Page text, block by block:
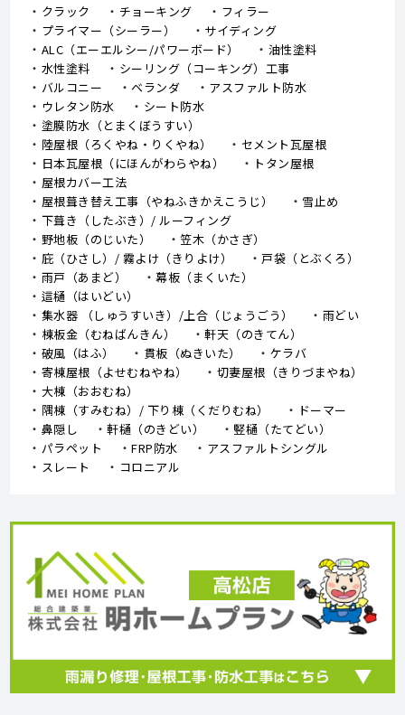
クラック チョーキング
フィラー
プライマー（シーラー）
サイディング
ALC（エーエルシー/パワーボード）
油性塗料
水性塗料
シーリング（コーキング）工事
バルコニー
ベランダ
アスファルト防水
ウレタン防水
シート防水
塗膜防水（とまくぼうすい）
陸屋根（ろくやね・りくやね）
セメント瓦屋根
日本瓦屋根（にほんがわらやね）
トタン屋根
屋根カバー工法
屋根葺き替え工事（やねふきかえこうじ）
雪止め
下葺き（したぶき）/ ルーフィング
野地板（のじいた）
笠木（かさぎ）
庇（ひさし）/ 霧よけ（きりよけ）
戸袋（とぶくろ）
雨戸（あまど）
幕板（まくいた）
這樋（はいどい）
集水器 （しゅうすいき）/上合（じょうごう）
雨どい
棟板金（むねばんきん）
軒天（のきてん）
破風（はふ）
貫板（ぬきいた）
ケラバ
寄棟屋根（よせむねやね）
切妻屋根（きりづまやね）
大棟（おおむね）
隅棟（すみむね）/ 下り棟（くだりむね）
ドーマー
鼻隠し
軒樋（のきどい）
竪樋（たてどい）
パラペット
FRP防水
アスファルトシングル
スレート
コロニアル